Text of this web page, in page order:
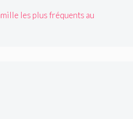
les plus fréquents au